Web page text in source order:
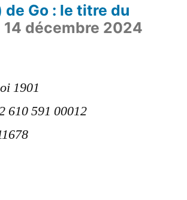
Go : le titre du
14 décembre 2024
1901
610 591 00012